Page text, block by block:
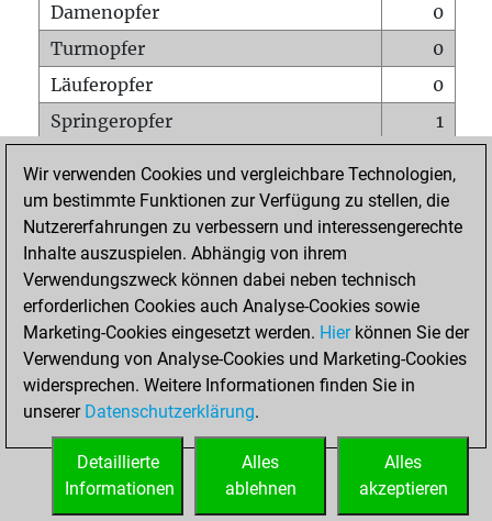
Damenopfer
0
Turmopfer
0
Läuferopfer
0
Springeropfer
1
Matt auf vollem Brett
0
Bauer setzt Matt
0
Erstickte Matts
Unterverwandlungen
Türme auf der siebten
0
STARTSEITE
Wir verwenden Cookies und vergleichbare Technologien,
um bestimmte Funktionen zur Verfügung zu stellen, die
Nutzererfahrungen zu verbessern und interessengerechte
Inhalte auszuspielen. Abhängig von ihrem
Verwendungszweck können dabei neben technisch
erforderlichen Cookies auch Analyse-Cookies sowie
Marketing-Cookies eingesetzt werden. Hierkönnen Sie der
Verwendung von Analyse-Cookies und Marketing-Cookies
widersprechen. Weitere Informationen finden Sie in
unserer Datenschutzerklärung.
Alles
akzeptieren
Alles
ablehnen
Detaillierte
Informationen